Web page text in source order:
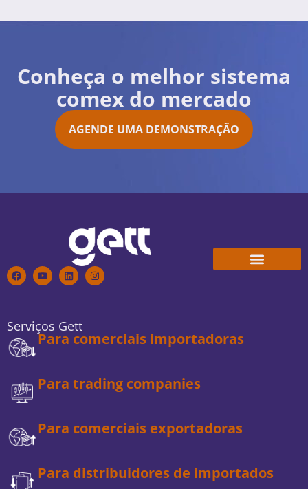
Conheça o melhor sistema
comex do mercado
AGENDE UMA DEMONSTRAÇÃO
Serviços Gett
Para comerciais importadoras
Para trading companies
Para comerciais exportadoras
Para distribuidores de importados